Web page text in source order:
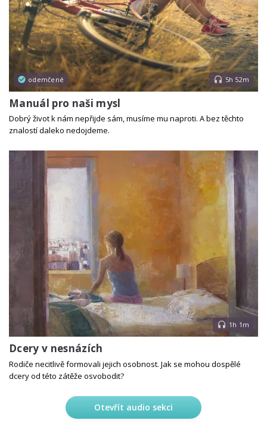
odemčené 5h 52m
Manuál pro naši mysl
Dobrý život k nám nepřijde sám, musíme mu naproti. A bez těchto
znalostí daleko nedojdeme.
1h 1m
Dcery v nesnázích
Rodiče necitlivě formovali jejich osobnost. Jak se mohou dospělé
dcery od této zátěže osvobodit?
Otevřít audio sekci